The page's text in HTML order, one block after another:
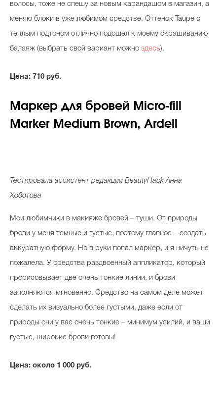
волосы, тоже не спешу за новым карандашом в магазин, а
меняю блоки в уже любимом средстве. Оттенок Taupe с
теплым подтоном отлично подошел к моему окрашиванию
балаяж (выбрать свой вариант можно здесь).
Цена: 710 руб.
Маркер для бровей Micro-fill
Marker Medium Brown, Ardell
Тестировала ассистент редакции BeautyHack Анна
Хоботова
Мои любимчики в макияже бровей – туши. От природы
брови у меня темные и густые, поэтому главное – создать
аккуратную форму. Но в руки попал маркер, и я ничуть не
пожалела. У средства раздвоенный аппликатор, который
прорисовывает две очень тонкие линии, и брови
заполняются мгновенно. Средство на самом деле может
сделать их визуально более густыми, даже если от
природы они у вас очень тонкие – минимум усилий, и ваши
густые, широкие брови готовы!
Цена: около 1 000 руб.